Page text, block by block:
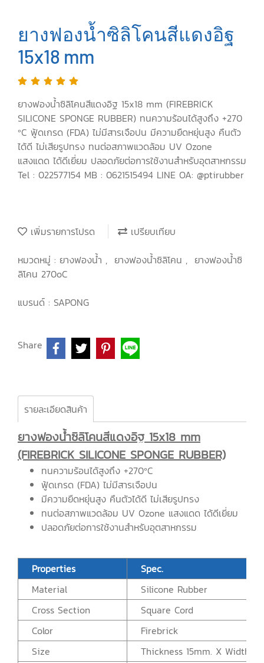
ยางฟองน้ำซิลิโคนสีแดงอิฐ
15x18 mm
ยางฟองน้ำซิลิโคนสีแดงอิฐ 15x18 mm (FIREBRICK
SILICONE SPONGE RUBBER) ทนความร้อนได้สูงถึง +270
ºC ฟู้ดเกรด (FDA) ไม่มีสารเจือปน มีความยืดหยุ่นสูง คืนตัว
ได้ดี ไม่เสียรูปทรง ทนต่อสภาพแวดล้อม UV Ozone
แสงแดด ได้ดีเยี่ยม ปลอดภัยต่อการใช้งานสำหรับอุตสาหกรรม
Tel : 022577154 MB : 0621515494 LINE OA: @ptirubber
เพิ่มรายการโปรด
เปรียบเทียบ
หมวดหมู่ : ยางฟองน้ำ , ยางฟองน้ำซิลิโคน , ยางฟองน้ำซิ
ลิโคน 270oC
แบรนด์ : SAPONG
Share
รายละเอียดสินค้า
ยางฟองน้ำซิลิโคนสีแดงอิฐ 15x18 mm
(FIREBRICK SILICONE SPONGE RUBBER)
ทนความร้อนได้สูงถึง +270ºC
ฟู้ดเกรด (FDA) ไม่มีสารเจือปน
มีความยืดหยุ่นสูง คืนตัวได้ดี ไม่เสียรูปทรง
ทนต่อสภาพแวดล้อม UV Ozone แสงแดด ได้ดีเยี่ยม
ปลอดภัยต่อการใช้งานสำหรับอุตสาหกรรม
Properties
Spec.
Material
Silicone Rubber
Cross Section
Square Cord
Color
Firebrick
Size
Thickness 15mm. X Width